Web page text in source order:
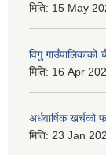
मिति: 15 May
विगु
मिति: 16 Apr
अर्धवार्षिक खर्चको
मिति: 23 Jan